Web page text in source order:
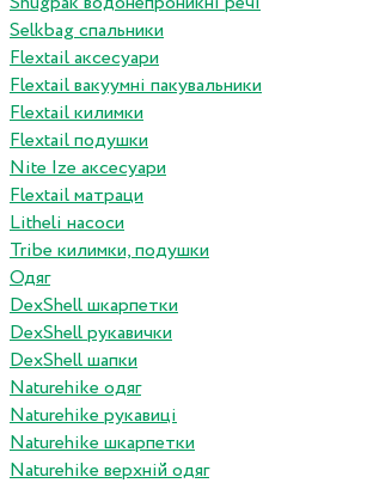
Selkbag спальники
Flextail аксесуари
Flextail вакуумні пакувальники
Flextail килимки
Flextail подушки
Nite Ize аксесуари
Flextail матраци
Litheli насоси
Tribe килимки, подушки
Одяг
DexShell шкарпетки
DexShell рукавички
DexShell шапки
Naturehike одяг
Naturehike рукавиці
Naturehike шкарпетки
Naturehike верхній одяг